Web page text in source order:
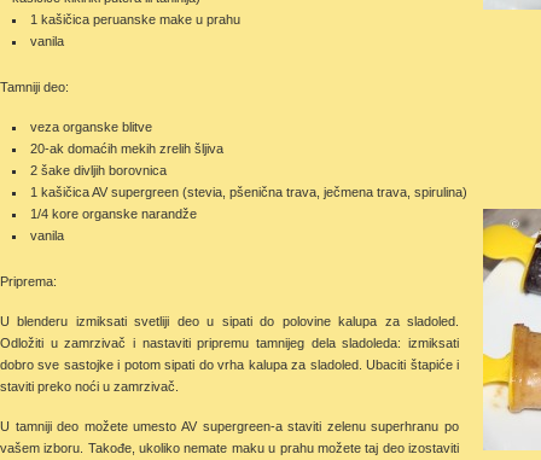
1 kašičica peruanske make u prahu
vanila
Tamniji deo:
veza organske blitve
20-ak domaćih mekih zrelih šljiva
2 šake divljih borovnica
1 kašičica AV supergreen (stevia, pšenična trava, ječmena trava, spirulina)
1/4 kore organske narandže
vanila
Priprema:
U blenderu izmiksati svetliji deo u sipati do polovine kalupa za sladoled.
Odložiti u zamrzivač i nastaviti pripremu tamnijeg dela sladoleda: izmiksati
dobro sve sastojke i potom sipati do vrha kalupa za sladoled. Ubaciti štapiće i
staviti preko noći u zamrzivač.
U tamniji deo možete umesto AV supergreen-a staviti zelenu superhranu po
vašem izboru. Takođe, ukoliko nemate maku u prahu možete taj deo izostaviti